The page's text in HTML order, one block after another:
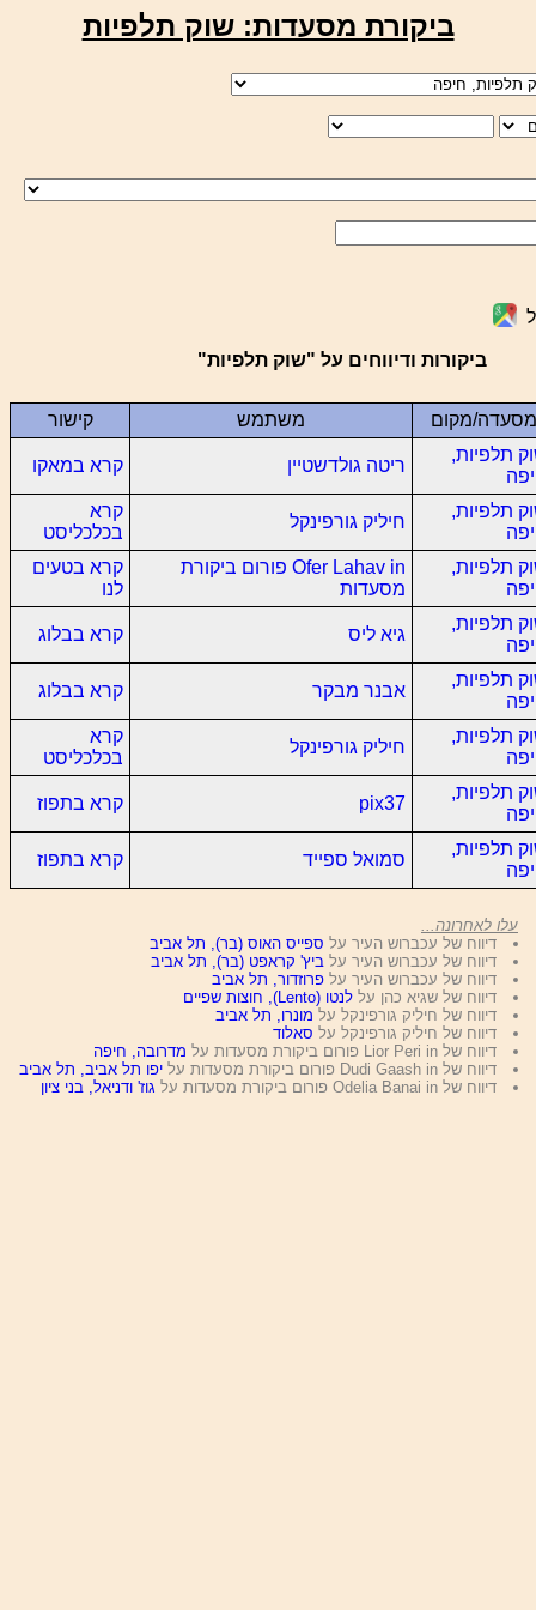
ביקורת מסעדות: שוק תלפיות
ביקורות ודיווחים על "שוק תלפיות"
מסעדה/מקום משתמש
קישור
תלפיות,
ריטה גולדשטיין קרא במאקו
תלפיות,
חיליק גורפינקל
קרא
בכלכליסט
תלפיות,
Ofer Lahav in פורום ביקורת
מסעדות
קרא בטעים
לנו
תלפיות,
גיא ליס קרא בבלוג
תלפיות,
אבנר מבקר קרא בבלוג
תלפיות,
חיליק גורפינקל
קרא
בכלכליסט
תלפיות,
pix37 קרא בתפוז
תלפיות,
סמואל ספייד קרא בתפוז
עלו לאחרונה...
דיווח של עכברוש העיר על ספייס האוס (בר), תל אביב
דיווח של עכברוש העיר על ביץ' קראפט (בר), תל אביב
דיווח של עכברוש העיר עלפרוזדור, תל אביב
דיווח של שגיא כהן עללנטו (Lento), חוצות שפיים
דיווח של חיליק גורפינקל על מונרו, תל אביב
דיווח של חיליק גורפינקל על סאלוד
דיווח של Lior Peri in פורום ביקורת מסעדות על
מדרובה, חיפה
דיווח של Dudi Gaash in פורום ביקורת מסעדות על
יפו תל אביב, תל אביב
דיווח של Odelia Banai in פורום ביקורת מסעדות על
גוז' ודניאל, בני ציון